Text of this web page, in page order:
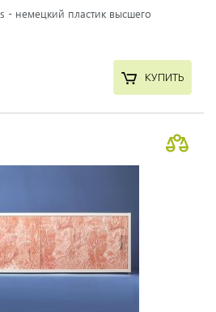
- немецкий пластик высшего
КУПИТЬ